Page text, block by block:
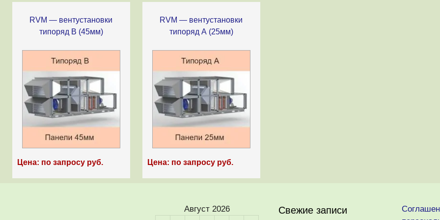
RVM — вентустановки
типоряд B (45мм)
Цена: по запросу руб.
RVM — вентустановки
типоряд А (25мм)
Цена: по запросу руб.
Август 2026 Свежие записи